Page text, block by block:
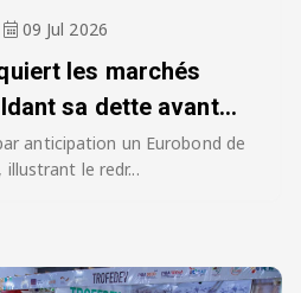
09 Jul 2026
les marchés
sa dette avant...
anticipation un Eurobond de
le redr...